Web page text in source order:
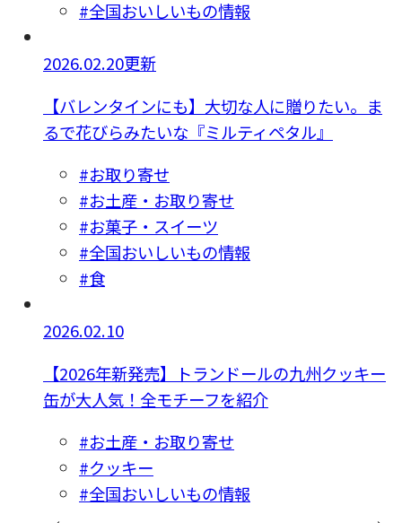
#全国おいしいもの情報
2026.02.20更新
【バレンタインにも】大切な人に贈りたい。ま
るで花びらみたいな『ミルティペタル』
#お取り寄せ
#お土産・お取り寄せ
#お菓子・スイーツ
#全国おいしいもの情報
#食
2026.02.10
【2026年新発売】トランドールの九州クッキー
缶が大人気！全モチーフを紹介
#お土産・お取り寄せ
#クッキー
#全国おいしいもの情報